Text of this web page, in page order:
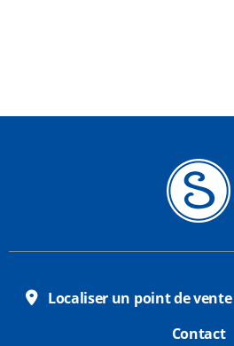
Localiser un point de
Contact